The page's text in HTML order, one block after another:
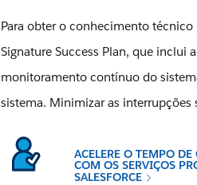
Para obter o conhecimento
Signature Success Plan, que inclui
monitoramento contínuo do
sistema. Minimizar as interrupções
ACELERE O TEMPO
COM OS SERVIÇOS
SALESFORCE